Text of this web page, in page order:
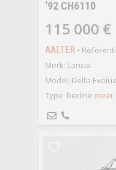
'92 CH6110
115 000 €
AALTER•
Merk: Lancia
Model: Delta
Type: berline